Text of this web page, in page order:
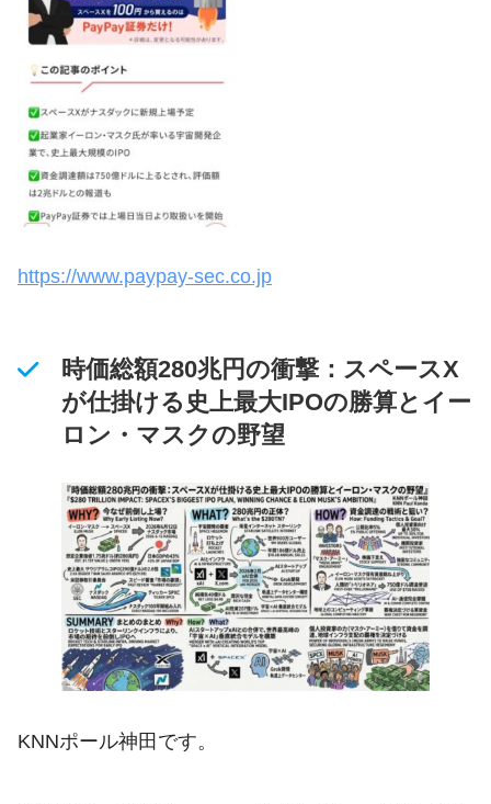
https://www.paypay-sec.co.jp
時価総額280兆円の衝撃：スペースX
が仕掛ける史上最大IPOの勝算とイー
ロン・マスクの野望
KNNポール神田です。